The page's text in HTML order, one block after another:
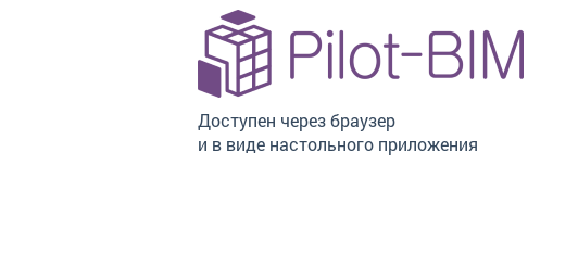
Доступен через браузер
и в виде настольного приложения